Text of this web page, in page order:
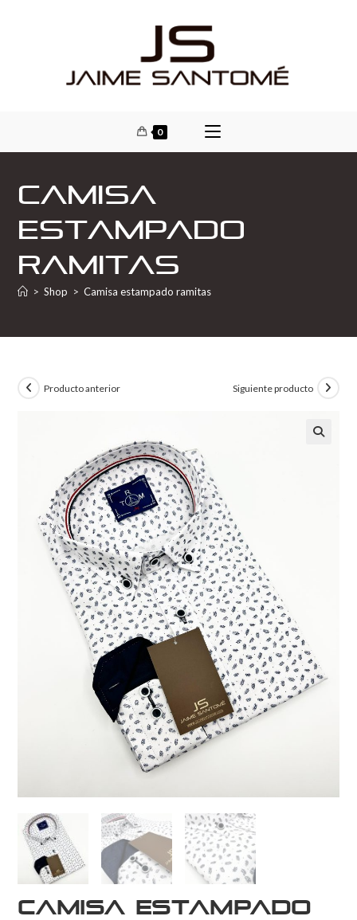
0
Camisa
estampado
ramitas
> Shop > Camisa estampado ramitas
Producto anterior Siguiente producto
Camisa estampado